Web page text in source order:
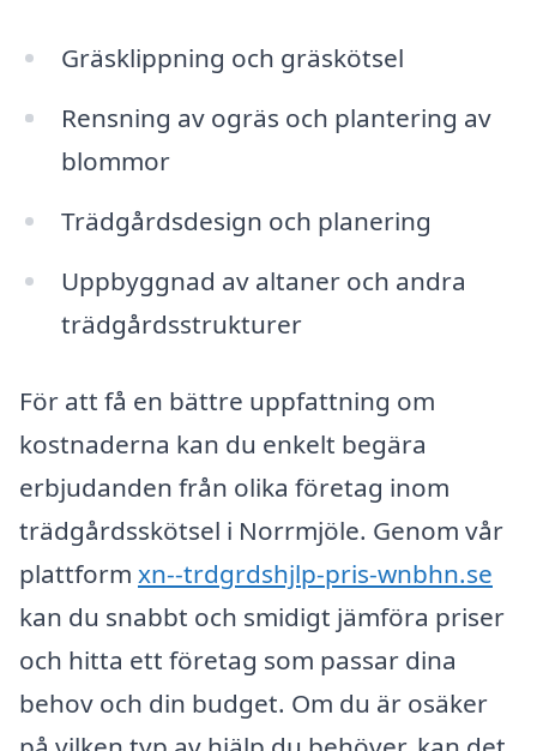
Gräsklippning och gräskötsel
Rensning av ogräs och plantering av
blommor
Trädgårdsdesign och planering
Uppbyggnad av altaner och andra
trädgårdsstrukturer
För att få en bättre uppfattning om
kostnaderna kan du enkelt begära
erbjudanden från olika företag inom
trädgårdsskötsel i Norrmjöle. Genom vår
plattform xn--trdgrdshjlp-pris-wnbhn.se
kan du snabbt och smidigt jämföra priser
och hitta ett företag som passar dina
behov och din budget. Om du är osäker